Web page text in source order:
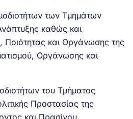
των Τμημάτων
καθώς και
Ποιότητας και Οργάνωσης της
Οργάνωσης και
του Τμήματος
Προστασίας της